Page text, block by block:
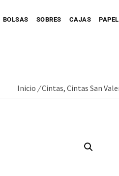
BOLSAS SOBRES
Personaliza tu Sobre
CAJAS
Personaliza
PAPEL
Inicio /Cintas, Cintas San